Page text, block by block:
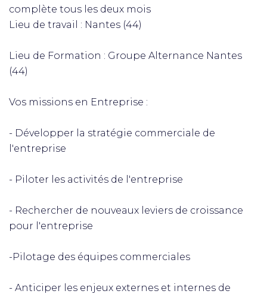
complète tous les deux mois
Lieu de travail : Nantes (44)
Lieu de Formation : Groupe Alternance Nantes
(44)
Vos missions en Entreprise :
- Développer la stratégie commerciale de
l'entreprise
- Piloter les activités de l'entreprise
- Rechercher de nouveaux leviers de croissance
pour l'entreprise
-Pilotage des équipes commerciales
- Anticiper les enjeux externes et internes de